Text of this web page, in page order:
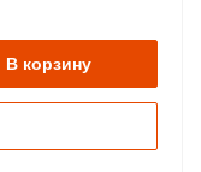
В корзину